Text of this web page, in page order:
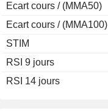
Ecart cours / (MMA50)
Ecart cours / (MMA100)
STIM
RSI 9 jours
RSI 14 jours
2005
2004
2003
2002
2001